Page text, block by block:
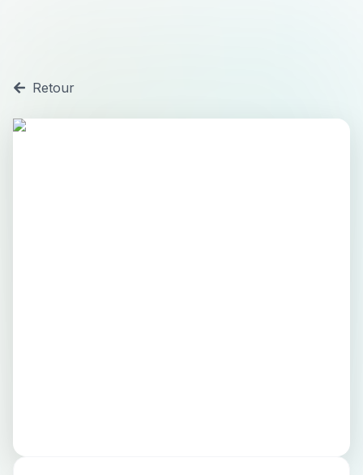
Retour